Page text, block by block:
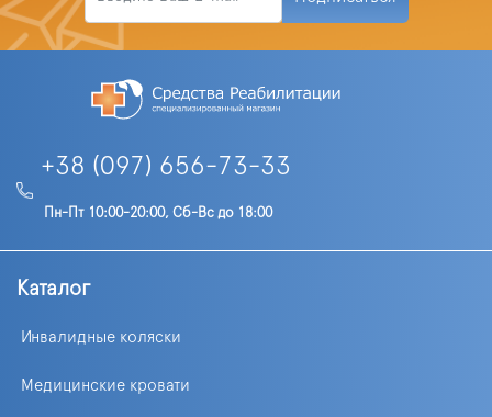
+38 (097) 656-73-33
Пн-Пт 10:00-20:00, Сб-Вс до 18:00
Каталог
Инвалидные коляски
Медицинские кровати